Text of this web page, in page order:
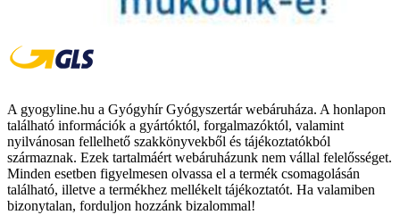
A gyogyline.hu a Gyógyhír Gyógyszertár webáruháza. A honlapon
található információk a gyártóktól, forgalmazóktól, valamint
nyilvánosan fellelhető szakkönyvekből és tájékoztatókból
származnak. Ezek tartalmáért webáruházunk nem vállal felelősséget.
Minden esetben figyelmesen olvassa el a termék csomagolásán
található, illetve a termékhez mellékelt tájékoztatót. Ha valamiben
bizonytalan, forduljon hozzánk bizalommal!